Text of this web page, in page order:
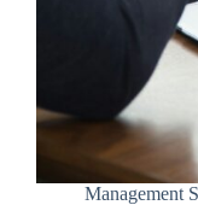
Management